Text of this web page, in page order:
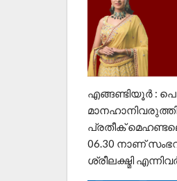
എങ്ങണ്ടിയൂർ :
പ്രതീക്
06.30 നാണ്
ശ്രീലക്ഷ്മി